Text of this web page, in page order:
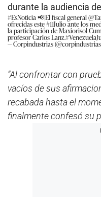
durante la audiencia
#EsNoticia📢|El fiscal general
ofrecidas este#11Julioante los
la participación de Maxiorisol
profesor Carlos Lanz.
— Corpindustrias
“Al confrontar con
vacíos de sus
recabada hasta el
finalmente confesó su